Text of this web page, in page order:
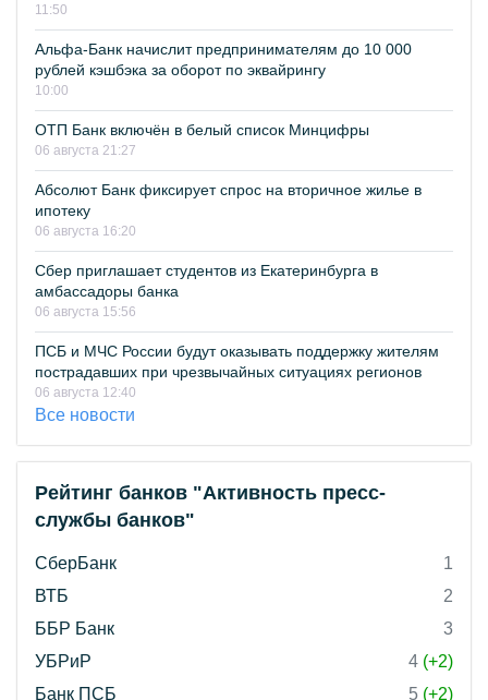
11:50
Альфа-Банк начислит предпринимателям до 10 000
рублей кэшбэка за оборот по эквайрингу
10:00
ОТП Банк включён в белый список Минцифры
06 августа 21:27
Абсолют Банк фиксирует спрос на вторичное жилье в
ипотеку
06 августа 16:20
Сбер приглашает студентов из Екатеринбурга в
амбассадоры банка
06 августа 15:56
ПСБ и МЧС России будут оказывать поддержку жителям
пострадавших при чрезвычайных ситуациях регионов
06 августа 12:40
Все новости
Рейтинг банков "Активность пресс-
службы банков"
СберБанк
1
ВТБ
2
ББР Банк
3
УБРиР
4 (+2)
Банк ПСБ
5 (+2)